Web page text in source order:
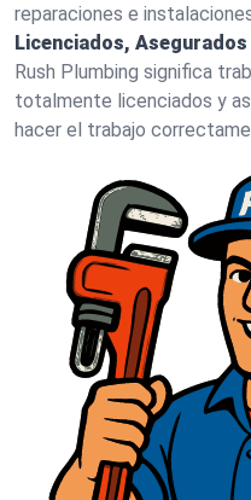
reparaciones e
Licenciados,
Rush Plumbing significa
totalmente licenciados y
hacer el trabajo